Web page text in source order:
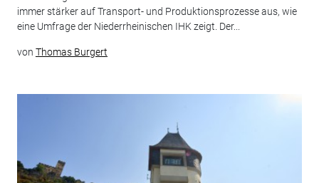
immer stärker auf Transport- und Produktionsprozesse aus, wie
eine Umfrage der Niederrheinischen IHK zeigt. Der...
von Thomas Burgert